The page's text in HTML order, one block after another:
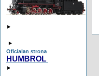
►
►
Oficialan strona
HUMBROL
►